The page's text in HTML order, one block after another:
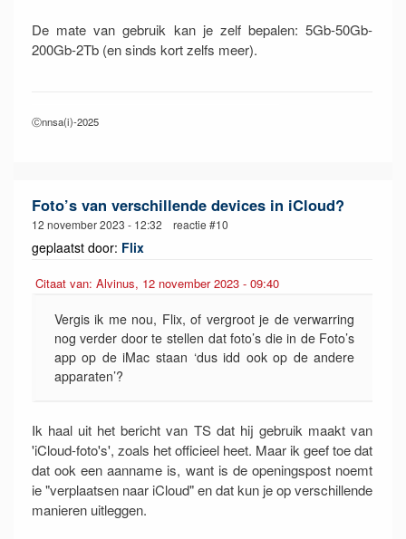
De mate van gebruik kan je zelf bepalen: 5Gb-50Gb-
200Gb-2Tb (en sinds kort zelfs meer).
Ⓒnnsa(i)-2025
Foto’s van verschillende devices in iCloud?
12 november 2023 - 12:32 reactie #10
geplaatst door: Flix
Citaat van: Alvinus, 12 november 2023 - 09:40
Vergis ik me nou, Flix, of vergroot je de verwarring
nog verder door te stellen dat foto’s die in de Foto’s
app op de iMac staan ‘dus idd ook op de andere
apparaten’?
Ik haal uit het bericht van TS dat hij gebruik maakt van
'iCloud-foto's', zoals het officieel heet. Maar ik geef toe dat
dat ook een aanname is, want is de openingspost noemt
ie "verplaatsen naar iCloud" en dat kun je op verschillende
manieren uitleggen.